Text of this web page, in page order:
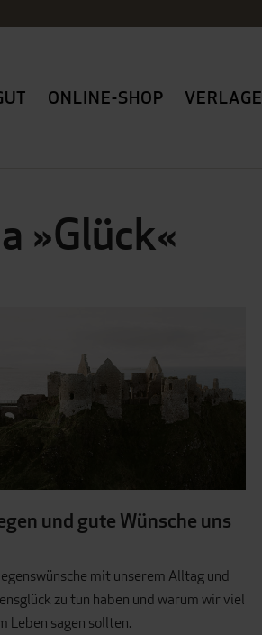
ONLINE-SHOP VERLAGE
»Glück«
und gute Wünsche uns
mit unserem Alltag und
zu tun haben und warum wir viel
Leben sagen sollten.